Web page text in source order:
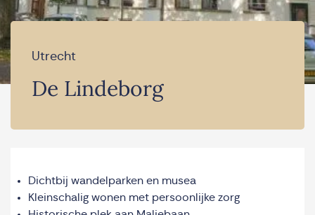
Utrecht
De Lindeborg
Dichtbij wandelparken en musea
Kleinschalig wonen met persoonlijke zorg